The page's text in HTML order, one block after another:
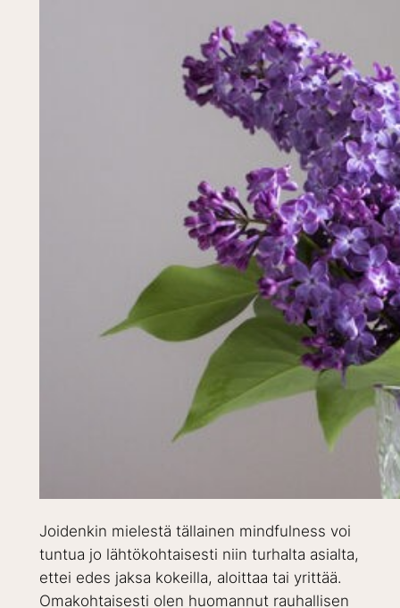
Joidenkin mielestä tällainen mindfulness voi
tuntua jo lähtökohtaisesti niin turhalta asialta,
ettei edes jaksa kokeilla, aloittaa tai yrittää.
Omakohtaisesti olen huomannut rauhallisen